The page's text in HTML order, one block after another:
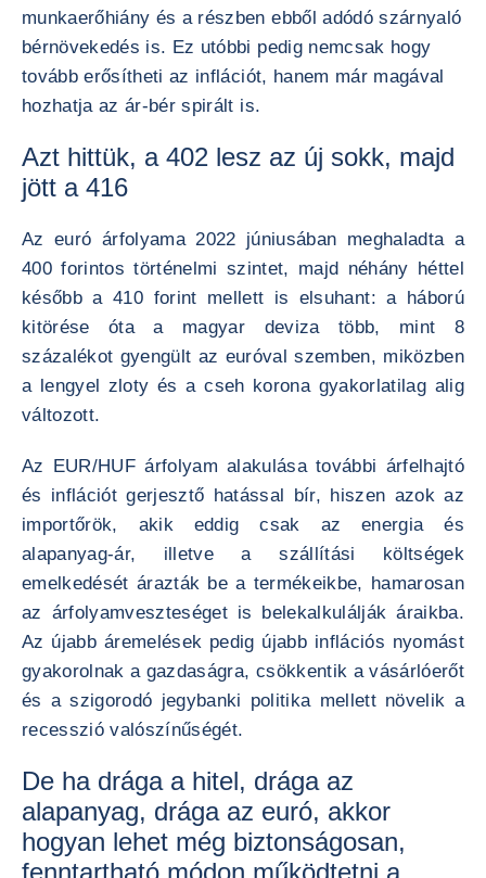
munkaerőhiány és a részben ebből adódó szárnyaló
bérnövekedés is. Ez utóbbi pedig nemcsak hogy
tovább erősítheti az inflációt, hanem már magával
hozhatja az ár-bér spirált is.
Azt hittük, a 402 lesz az új sokk, majd
jött a 416
Az euró árfolyama 2022 júniusában meghaladta a
400 forintos történelmi szintet, majd néhány héttel
később a 410 forint mellett is elsuhant: a háború
kitörése óta a magyar deviza több, mint 8
százalékot gyengült az euróval szemben, miközben
a lengyel zloty és a cseh korona gyakorlatilag alig
változott.
Az EUR/HUF árfolyam alakulása további árfelhajtó
és inflációt gerjesztő hatással bír, hiszen azok az
importőrök, akik eddig csak az energia és
alapanyag-ár, illetve a szállítási költségek
emelkedését árazták be a termékeikbe, hamarosan
az árfolyamveszteséget is belekalkulálják áraikba.
Az újabb áremelések pedig újabb inflációs nyomást
gyakorolnak a gazdaságra, csökkentik a vásárlóerőt
és a szigorodó jegybanki politika mellett növelik a
recesszió valószínűségét.
De ha drága a hitel, drága az
alapanyag, drága az euró, akkor
hogyan lehet még biztonságosan,
fenntartható módon működtetni a